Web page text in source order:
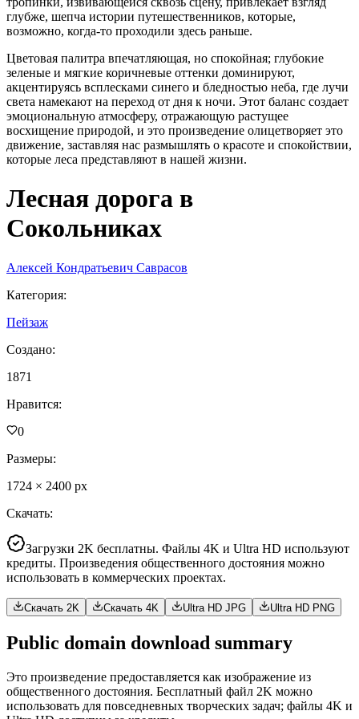
глубже, шепча истории путешественников, которые,
возможно, когда-то проходили здесь раньше.
Цветовая палитра впечатляющая, но спокойная; глубокие
зеленые и мягкие коричневые оттенки доминируют,
акцентируясь всплесками синего и бледностью неба, где лучи
света намекают на переход от дня к ночи. Этот баланс создает
эмоциональную атмосферу, отражающую растущее
восхищение природой, и это произведение олицетворяет это
движение, заставляя нас размышлять о красоте и спокойствии,
которые леса представляют в нашей жизни.
Лесная дорога в
Сокольниках
Алексей Кондратьевич Саврасов
Категория:
Пейзаж
Создано:
1871
Нравится:
0
Размеры:
1724 × 2400 px
Скачать:
Загрузки 2K бесплатны. Файлы 4K и Ultra HD используют
кредиты. Произведения общественного достояния можно
использовать в коммерческих проектах.
Скачать 2K Скачать 4K Ultra HD JPG Ultra HD PNG
Public domain download summary
Это произведение предоставляется как изображение из
общественного достояния. Бесплатный файл 2K можно
использовать для повседневных творческих задач; файлы 4K и